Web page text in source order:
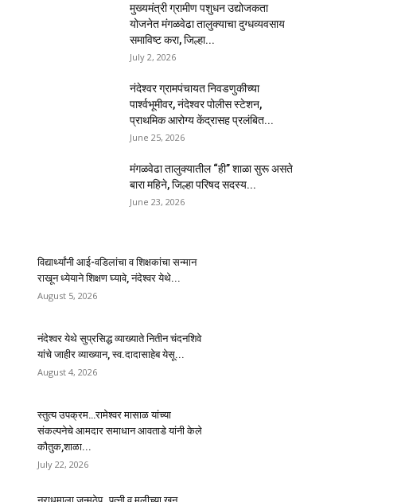
मुख्यमंत्री ग्रामीण पशुधन उद्योजकता
योजनेत मंगळवेढा तालुक्याचा दुग्धव्यवसाय
समाविष्ट करा, जिल्हा...
July 2, 2026
नंदेश्वर ग्रामपंचायत निवडणुकीच्या
पार्श्वभूमीवर, नंदेश्वर पोलीस स्टेशन,
प्राथमिक आरोग्य केंद्रासह प्रलंबित...
June 25, 2026
मंगळवेढा तालुक्यातील “ही” शाळा सुरू असते
बारा महिने, जिल्हा परिषद सदस्य...
June 23, 2026
विद्यार्थ्यांनी आई-वडिलांचा व शिक्षकांचा सन्मान
राखून ध्येयाने शिक्षण घ्यावे, नंदेश्वर येथे...
August 5, 2026
नंदेश्वर येथे सुप्रसिद्ध व्याख्याते नितीन चंदनशिवे
यांचे जाहीर व्याख्यान, स्व.दादासाहेब येसू...
August 4, 2026
स्तुत्य उपक्रम…रामेश्वर मासाळ यांच्या
संकल्पनेचे आमदार समाधान आवताडे यांनी केले
कौतुक,शाळा...
July 22, 2026